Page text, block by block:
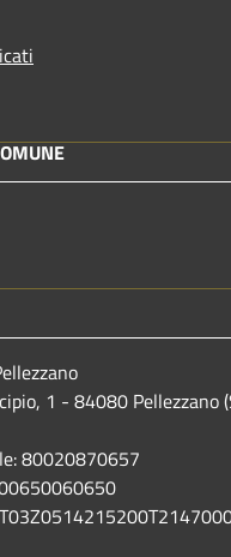
1 - 84080 Pellezzano
80020870657